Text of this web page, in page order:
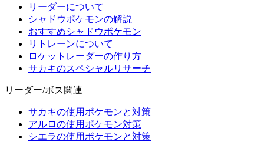
リーダーについて
シャドウポケモンの解説
おすすめシャドウポケモン
リトレーンについて
ロケットレーダーの作り方
サカキのスペシャルリサーチ
リーダー/ボス関連
サカキの使用ポケモンと対策
アルロの使用ポケモン対策
シエラの使用ポケモンと対策